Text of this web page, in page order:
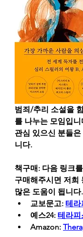
범죄/추리 소설을
를 나누는 모임입니
관심 있으신 분들
니다.
책구매: 다음 링크
구매해주시면 저희
많은 도움이 됩니다.
교보문고: 테라
예스24: 테라피
Amazon: